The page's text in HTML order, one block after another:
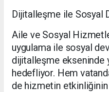
Dijitalleşme ile Sosyal
Aile ve Sosyal
uygulama ile sosyal
dijitalleşme ekseninde
hedefliyor. Hem
de hizmetin etkinliğinin